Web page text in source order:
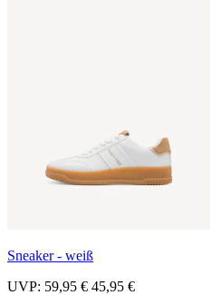
Sneaker - weiß
UVP: 59,95 € 45,95 €